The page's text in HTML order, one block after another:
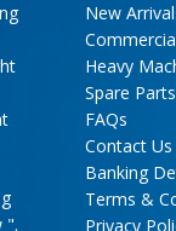
".
New
Heavy
Spare Parts
FAQs
Contact Us
Banking
Terms &
Privacy